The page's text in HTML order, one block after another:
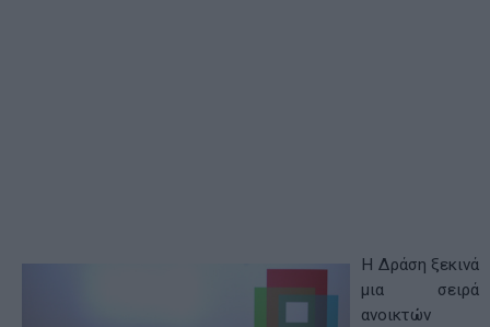
Η Δράση ξεκινά
μια σειρά
ανοικτών